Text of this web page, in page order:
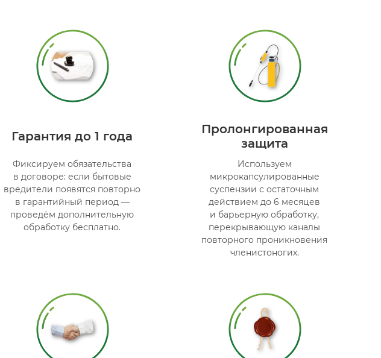
Гарантия до 1 года
Фиксируем обязательства
в договоре: если бытовые
вредители появятся повторно
в гарантийный период —
проведём дополнительную
обработку бесплатно.
Пролонгированная
защита
Используем
микрокапсулированные
суспензии с остаточным
действием до 6 месяцев
и барьерную обработку,
перекрывающую каналы
повторного проникновения
членистоногих.